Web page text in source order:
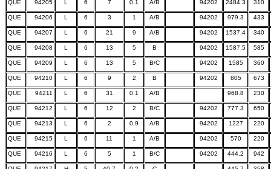
QUE 94205 L 6 7 0.1 A/B 94202 2484.3 310
QUE 94206 L 6 3 1 A/B 94202 979.3 433
QUE 94207 L 6 21 9 A/B 94202 1537.4 340
QUE 94208 L 6 13 5 B 94202 1587.5 585
QUE 94209 L 6 13 5 B/C 94202 1585 360
QUE 94210 L 6 9 2 B 94202 805 673
QUE 94211 L 6 31 0.1 A/B 968.8 230
QUE 94212 L 6 12 2 B/C 94202 777.3 650
QUE 94213 L 6 2 0.9 A/B 94202 1227 220
QUE 94215 L 6 11 1 A/B 94202 570 220
QUE 94216 L 6 5 1 B/C 94202 444.2 942